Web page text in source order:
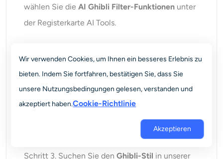
wählen Sie dieAI Ghibli Filter-Funktionen unter
der Registerkarte AI Tools.
Schritt 3. Suchen Sie denGhibli-Stil in unserer
Wir verwenden Cookies, um Ihnen ein besseres Erlebnis zu
bieten. Indem Sie fortfahren, bestätigen Sie, dass Sie
unsere Nutzungsbedingungen gelesen, verstanden und
akzeptiert haben.Cookie-Richtlinie
Akzeptieren